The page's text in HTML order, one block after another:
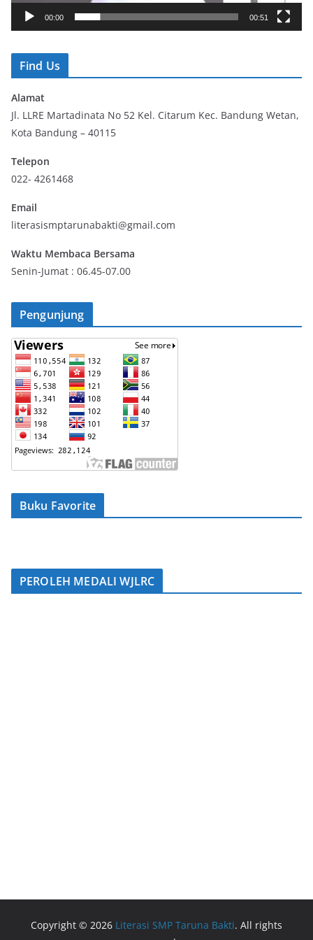
e
00:00 00:51
Find Us
Alamat
Jl. LLRE Martadinata No 52 Kel. Citarum Kec. Bandung Wetan,
Kota Bandung – 40115
Telepon
022- 4261468
Email
literasismptarunabakti@gmail.com
Waktu Membaca Bersama
Senin-Jumat : 06.45-07.00
Pengunjung
Buku Favorite
PEROLEH MEDALI WJLRC
Copyright © 2026 Literasi SMP Taruna Bakti. All rights